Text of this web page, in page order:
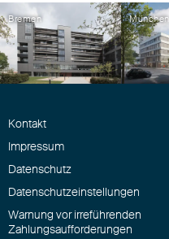
Bremen München
Kontakt
Impressum
Datenschutz
Datenschutzeinstellungen
Warnung vor irreführenden
Zahlungsaufforderungen